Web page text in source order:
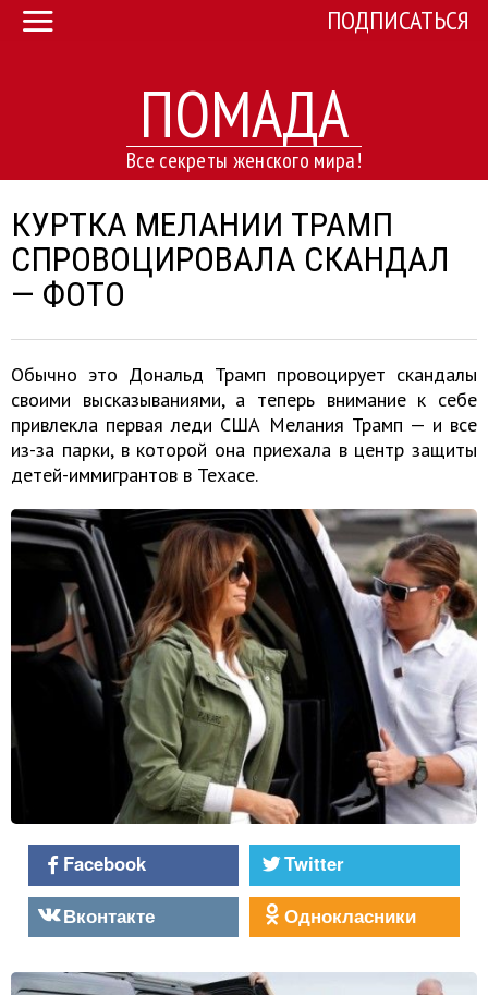
ПОМАДА
Все секреты женского мира!
ПОДПИСАТЬСЯ
КУРТКА МЕЛАНИИ ТРАМП
СПРОВОЦИРОВАЛА СКАНДАЛ
— ФОТО
Обычно это Дональд Трамп провоцирует скандалы
своими высказываниями, а теперь внимание к себе
привлекла первая леди США Мелания Трамп — и все
из-за парки, в которой она приехала в центр защиты
детей-иммигрантов в Техасе.
Facebook
Twitter
Вконтакте
Однокласники